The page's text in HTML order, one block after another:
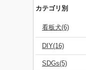
カテゴリ別
看板犬(6)
DIY(16)
SDGs(5)